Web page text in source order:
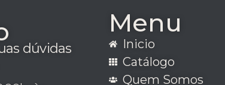
dúvidas
Menu
Inicio
Catálogo
Quem Somos